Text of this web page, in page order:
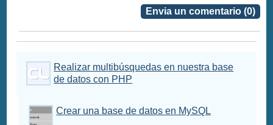
Envia un comentario (0)
Realizar multibúsquedas en nuestra base
de datos con PHP
Crear una base de datos en MySQL